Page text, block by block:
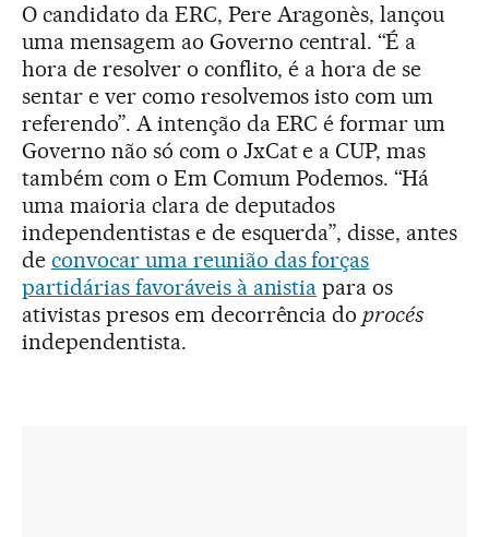
O candidato da ERC, Pere Aragonès, lançou
uma mensagem ao Governo central. “É a
hora de resolver o conflito, é a hora de se
sentar e ver como resolvemos isto com um
referendo”. A intenção da ERC é formar um
Governo não só com o JxCat e a CUP, mas
também com o Em Comum Podemos. “Há
uma maioria clara de deputados
independentistas e de esquerda”, disse, antes
de convocar uma reunião das forças
partidárias favoráveis à anistia para os
ativistas presos em decorrência doprocés
independentista.